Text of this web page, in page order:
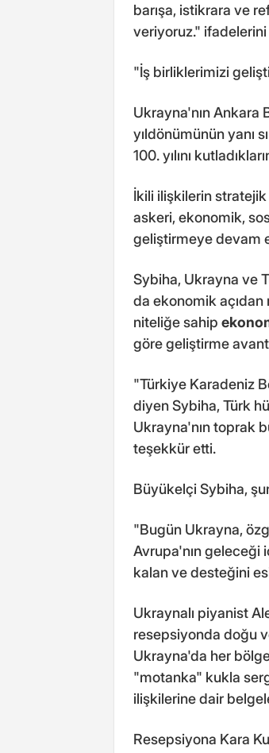
barışa, istikrara ve
veriyoruz." ifadelerini
"İş birliklerimizi
Ukrayna'nın Ankara
yıldönümünün yanı
100. yılını
İkili ilişkilerin
askeri, ekonomik,
geliştirmeye devam
Sybiha, Ukrayna ve
da ekonomik açıdan
niteliğe sahip
göre geliştirme
"Türkiye Karadeniz
diyen Sybiha, Türk
Ukrayna'nın toprak
teşekkür etti.
Büyükelçi Sybiha,
"Bugün Ukrayna,
Avrupa'nın geleceği
kalan ve desteğini
Ukraynalı piyanist
resepsiyonda doğu
Ukrayna'da her
"motanka" kukla
ilişkilerine dair
Resepsiyona Kara